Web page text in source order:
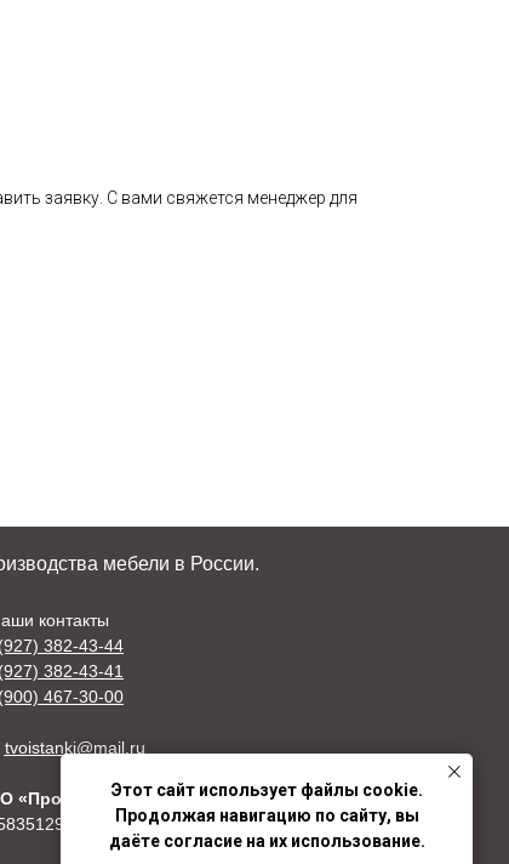
заявку. С вами свяжется менеджер для
Этот сайт использует файлы cookie.
Продолжая навигацию по сайту, вы
даёте согласие на их использование.
мебели в России.
контакты
382-43-44
382-43-41
467-30-00
tvoistanki@mail.ru
«Профстан»
730001001